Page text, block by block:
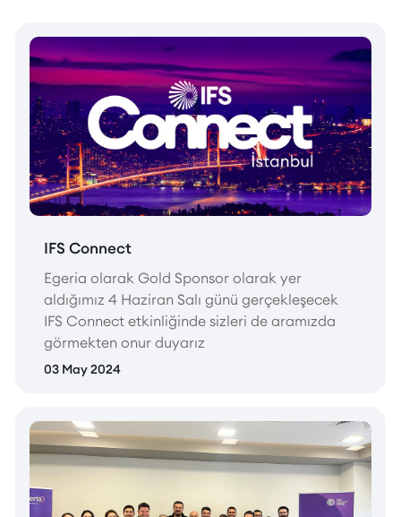
IFS Connect
Egeria olarak Gold Sponsor olarak yer
aldığımız 4 Haziran Salı günü gerçekleşecek
IFS Connect etkinliğinde sizleri de aramızda
görmekten onur duyarız
03 May 2024